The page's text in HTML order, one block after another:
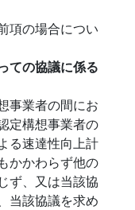
項の場合につい
ての協議に係る
事業者の間にお
定構想事業者の
る速達性向上計
かかわらず他の
ず、又は当該協
当該協議を求め